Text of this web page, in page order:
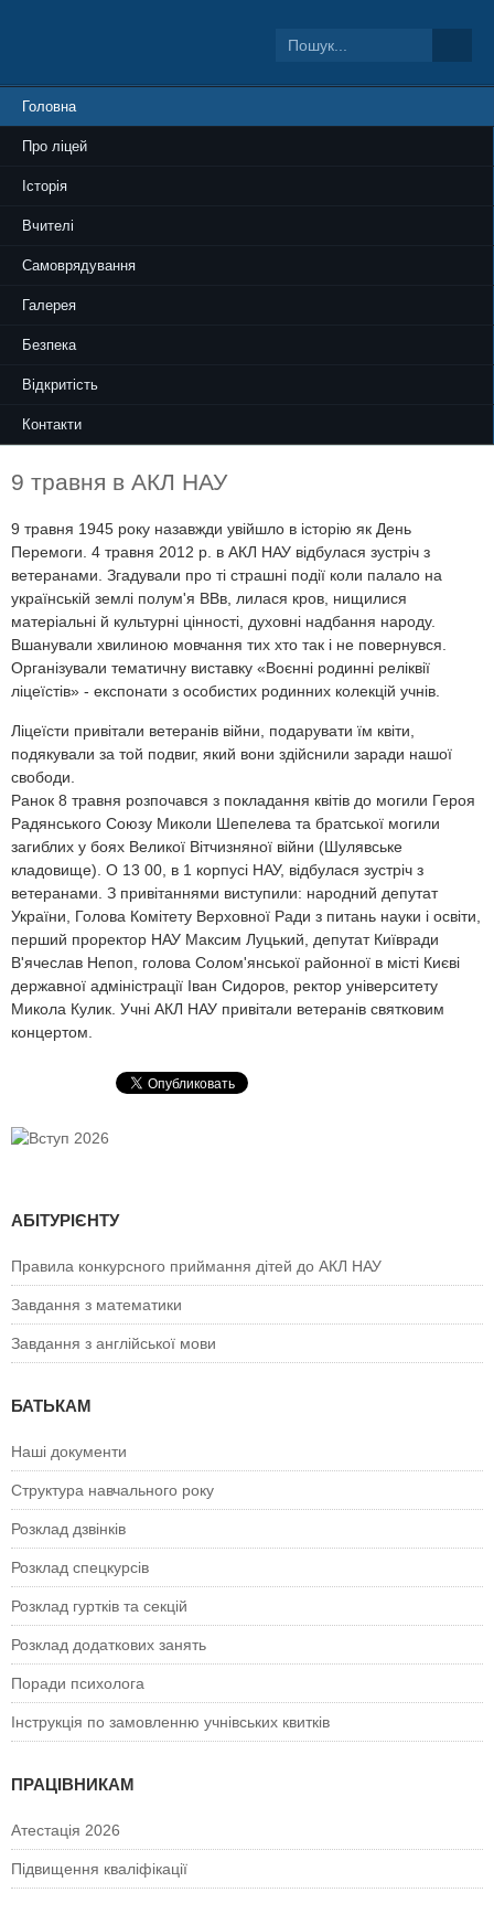
Головна
Про ліцей
Історія
Вчителі
Самоврядування
Галерея
Безпека
Відкритість
Контакти
9 травня в АКЛ НАУ
9 травня 1945 року назавжди увійшло в історію як День
Перемоги. 4 травня 2012 р. в АКЛ НАУ відбулася зустріч з
ветеранами. Згадували про ті страшні події коли палало на
українській землі полум'я ВВв, лилася кров, нищилися
матеріальні й культурні цінності, духовні надбання народу.
Вшанували хвилиною мовчання тих хто так і не повернувся.
Організували тематичну виставку «Воєнні родинні реліквії
ліцеїстів» - експонати з особистих родинних колекцій учнів.
Ліцеїсти привітали ветеранів війни, подарувати їм квіти,
подякували за той подвиг, який вони здійснили заради нашої
свободи.
Ранок 8 травня розпочався з покладання квітів до могили Героя
Радянського Союзу Миколи Шепелева та братської могили
загиблих у боях Великої Вітчизняної війни (Шулявське
кладовище). О 13 00, в 1 корпусі НАУ, відбулася зустріч з
ветеранами. З привітаннями виступили: народний депутат
України, Голова Комітету Верховної Ради з питань науки і освіти,
перший проректор НАУ Максим Луцький, депутат Київради
В'ячеслав Непоп, голова Солом'янської районної в місті Києві
державної адміністрації Іван Сидоров, ректор університету
Микола Кулик. Учні АКЛ НАУ привітали ветеранів святковим
концертом.
АБІТУРІЄНТУ
Правила конкурсного приймання дітей до АКЛ НАУ
Завдання з математики
Завдання з англійської мови
БАТЬКАМ
Наші документи
Структура навчального року
Розклад дзвінків
Розклад спецкурсiв
Розклад гуртків та секцій
Розклад додаткових занять
Поради психолога
Інструкція по замовленню учнівських квитків
ПРАЦІВНИКАМ
Атестація 2026
Підвищення кваліфікації